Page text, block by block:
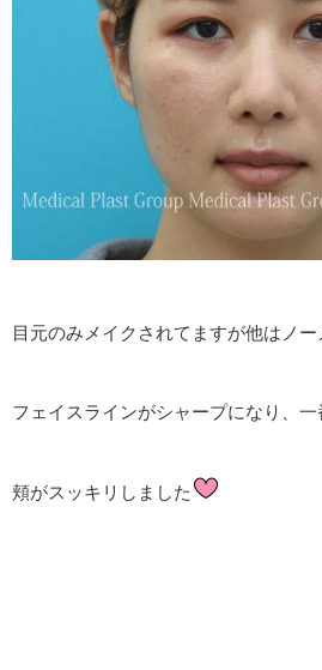
目元のみメイクされてますが他はノー
フェイスラインがシャープになり、
頬がスッキリしました